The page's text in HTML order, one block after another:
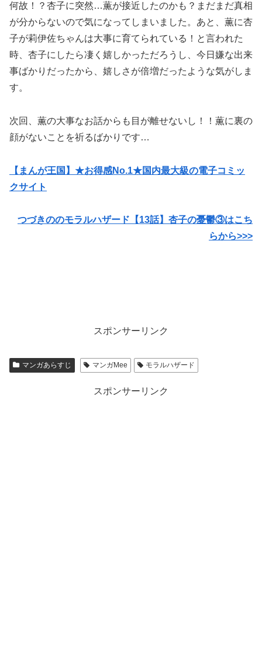
何故！？杏子に突然…薫が接近したのかも？まだまだ真相
が分からないので気になってしまいました。あと、薫に杏
子が莉伊佐ちゃんは大事に育てられている！と言われた
時、杏子にしたら凄く嬉しかっただろうし、今日嫌な出来
事ばかりだったから、嬉しさが倍増だったような気がしま
す。
次回、薫の大事なお話からも目が離せないし！！薫に裏の
顔がないことを祈るばかりです…
【まんが王国】★お得感No.1★国内最大級の電子コミッ
クサイト
つづきののモラルハザード【13話】杏子の憂鬱③はこち
らから>>>
スポンサーリンク
マンガあらすじ マンガMee モラルハザード
スポンサーリンク